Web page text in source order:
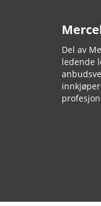
Del av
ledende